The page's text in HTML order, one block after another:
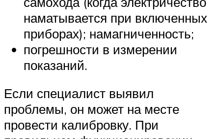
наматывается при включенных
приборах); намагниченность;
погрешности в измерении
показаний.
Если специалист выявил
проблемы, он может на месте
провести калибровку. При